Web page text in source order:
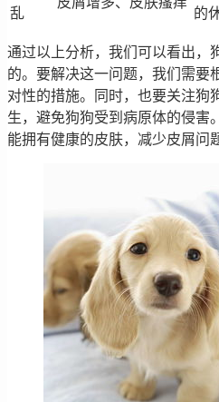
乱 的
通过以上分析，我们可以看出，
的。要解决这一问题，我们需要
对性的措施。同时，也要关注狗
生，避免狗狗受到病原体的侵害
能拥有健康的皮肤，减少皮屑问